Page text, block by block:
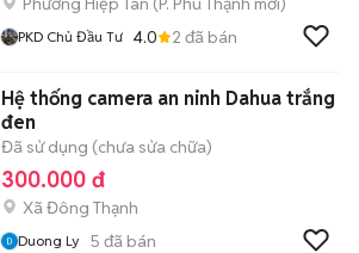
PKD Chủ Đầu Tư 4.0 2 đã bán
Hệ thống camera an ninh Dahua trắng
đen
Đã sử dụng (chưa sửa chữa)
300.000 đ
Xã Đông Thạnh
Duong Ly 5 đã bán